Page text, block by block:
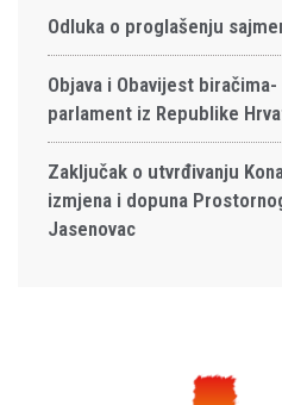
Odluka o proglašenju
Objava i Obavijest
parlament iz Republike
Zaključak o utvrđivanju
izmjena i dopuna
Jasenovac